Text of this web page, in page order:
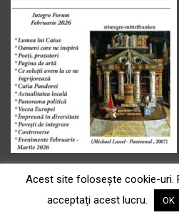
Acest site foloseşte cookie-uri.
acceptaţi acest lucru.
OK